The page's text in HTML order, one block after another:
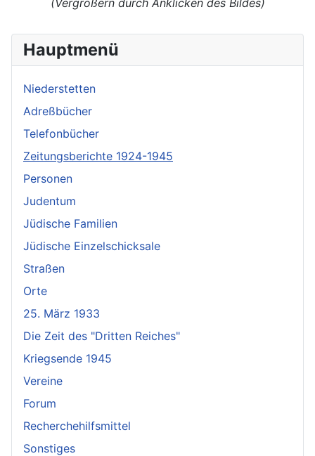
(Vergrößern durch Anklicken des Bildes)
Hauptmenü
Niederstetten
Adreßbücher
Telefonbücher
Zeitungsberichte 1924-1945
Personen
Judentum
Jüdische Familien
Jüdische Einzelschicksale
Straßen
Orte
25. März 1933
Die Zeit des "Dritten Reiches"
Kriegsende 1945
Vereine
Forum
Recherchehilfsmittel
Sonstiges